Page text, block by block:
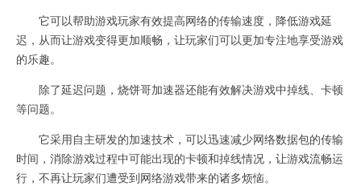
它可以帮助游戏玩家有效提高网络的传输速度，降低游戏延
迟，从而让游戏变得更加顺畅，让玩家们可以更加专注地享受游戏
的乐趣。
除了延迟问题，烧饼哥加速器还能有效解决游戏中掉线、卡顿
等问题。
它采用自主研发的加速技术，可以迅速减少网络数据包的传输
时间，消除游戏过程中可能出现的卡顿和掉线情况，让游戏流畅运
行，不再让玩家们遭受到网络游戏带来的诸多烦恼。